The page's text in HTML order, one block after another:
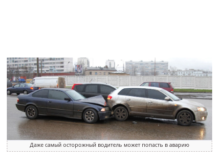
Даже самый осторожный водитель может попасть в аварию